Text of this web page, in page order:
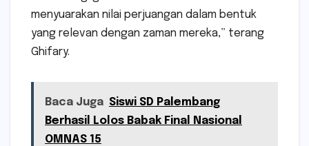
menyuarakan nilai perjuangan dalam bentuk
yang relevan dengan zaman mereka,” terang
Ghifary.
Baca Juga Siswi SD Palembang
Berhasil Lolos Babak Final Nasional
OMNAS 15